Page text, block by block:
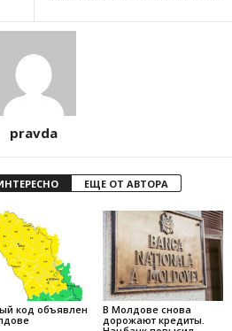
pravda
ЕЩЕ ОТ АВТОРА
код объявлен
В Молдове снова
дорожают кредиты.